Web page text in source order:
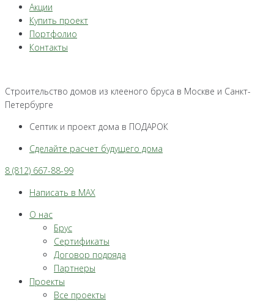
Акции
Купить проект
Портфолио
Контакты
Строительство домов из клееного бруса в Москве и Санкт-
Петербурге
Септик и проект дома в ПОДАРОК
Сделайте расчет будущего дома
8 (812) 667-88-99
Написать в MAX
О нас
Брус
Сертификаты
Договор подряда
Партнеры
Проекты
Все проекты